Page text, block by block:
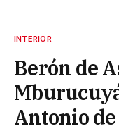
INTERIOR
Berón de
Antonio